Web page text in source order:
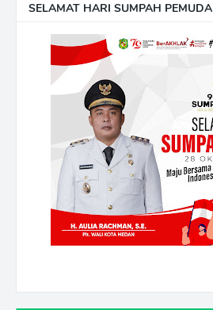
SELAMAT HARI SUMPAH PEMUDA